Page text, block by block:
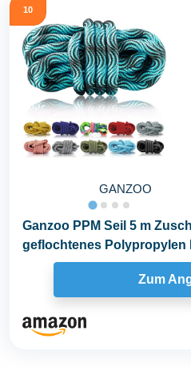
10
GANZOO
Ganzoo PPM Seil 5 m
geflochtenes Polypropylen
Wave Türkis...
Zum